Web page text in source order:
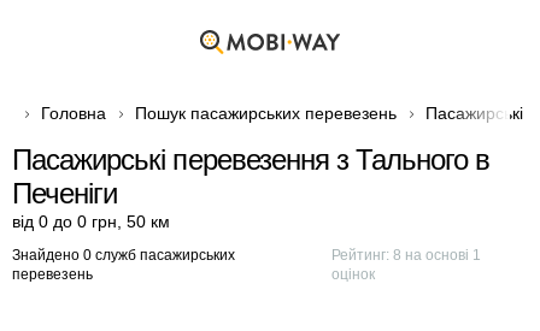
Головна Пошук пасажирських перевезень Пасажирські
Пасажирські перевезення з Тального в
Печеніги
від 0 до 0 грн 50 км
Знайдено 0 служб пасажирських
перевезень
Рейтинг:8 на основі 1
оцінок